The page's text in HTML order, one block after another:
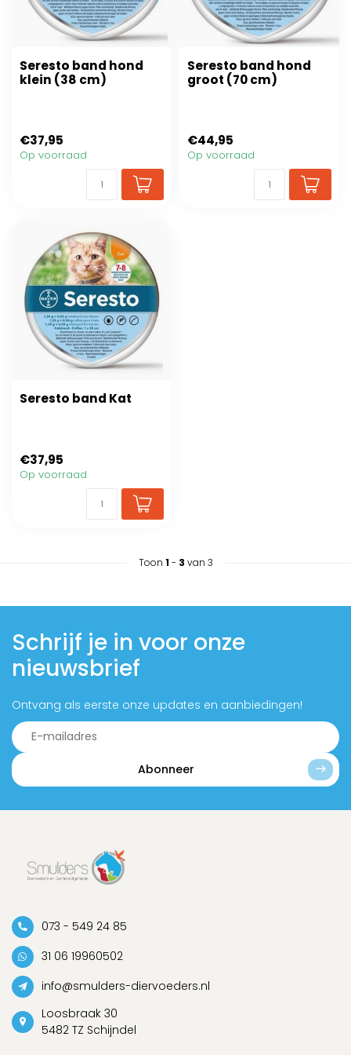
Seresto band hond
klein (38 cm)
€37,95
Op voorraad
Seresto band hond
groot (70 cm)
€44,95
Op voorraad
Seresto band Kat
€37,95
Op voorraad
Toon 1- 3 van 3
Schrijf je in voor onze
nieuwsbrief
Ontvang als eerste onze updates en aanbiedingen!
Abonneer
073 - 549 24 85
31 06 19960502
info@smulders-diervoeders.nl
Loosbraak 30
5482 TZ Schijndel